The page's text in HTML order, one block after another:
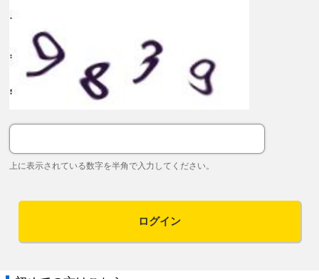
上に表示されている数字を半角で入力してください。